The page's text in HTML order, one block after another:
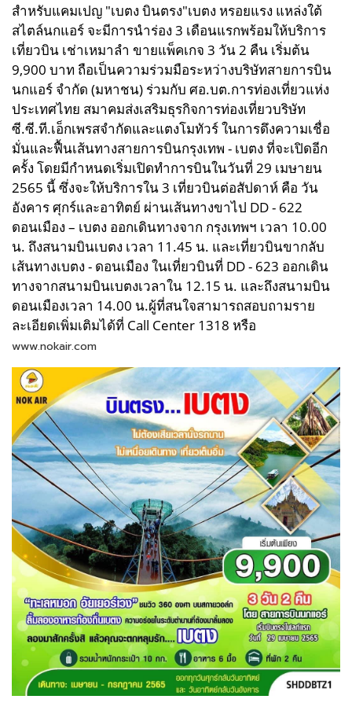
สำหรับแคมเปญ "เบตง บินตรง"เบตง หรอยแรง แหล่งใต้
สไตล์นกแอร์ จะมีการนำร่อง 3 เดือนแรกพร้อมให้บริการ
เที่ยวบิน เช่าเหมาลำ ขายแพ็คเกจ 3 วัน 2 คืน เริ่มต้น
9,900 บาท ถือเป็นความร่วมมือระหว่างบริษัทสายการบิน
นกแอร์ จำกัด (มหาชน) ร่วมกับ ศอ.บต.การท่องเที่ยวแห่ง
ประเทศไทย สมาคมส่งเสริมธุรกิจการท่องเที่ยวบริษัท
ซี.ซี.ที.เอ็กเพรสจำกัดและแตงโมทัวร์ ในการดึงความเชื่อ
มั่นและฟื้นเส้นทางสายการบินกรุงเทพ - เบตง ที่จะเปิดอีก
ครั้ง โดยมีกำหนดเริ่มเปิดทำการบินในวันที่ 29 เมษายน
2565 นี้ ซึ่งจะให้บริการใน 3 เที่ยวบินต่อสัปดาห์ คือ วัน
อังคาร ศุกร์และอาทิตย์ ผ่านเส้นทางขาไป DD - 622
ดอนเมือง – เบตง ออกเดินทางจาก กรุงเทพฯ เวลา 10.00
น. ถึงสนามบินเบตง เวลา 11.45 น. และเที่ยวบินขากลับ
เส้นทางเบตง - ดอนเมือง ในเที่ยวบินที่ DD - 623 ออกเดิน
ทางจากสนามบินเบตงเวลาใน 12.15 น. และถึงสนามบิน
ดอนเมืองเวลา 14.00 น.ผู้ที่สนใจสามารถสอบถามราย
ละเอียดเพิ่มเติมได้ที่ Call Center 1318 หรือ
www.nokair.com